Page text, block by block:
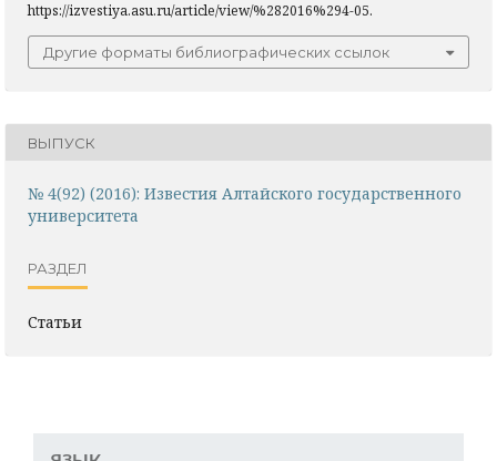
https://izvestiya.asu.ru/article/view/%282016%294-05.
Другие форматы библиографических ссылок
ВЫПУСК
№ 4(92) (2016): Известия Алтайского государственного
университета
РАЗДЕЛ
Статьи